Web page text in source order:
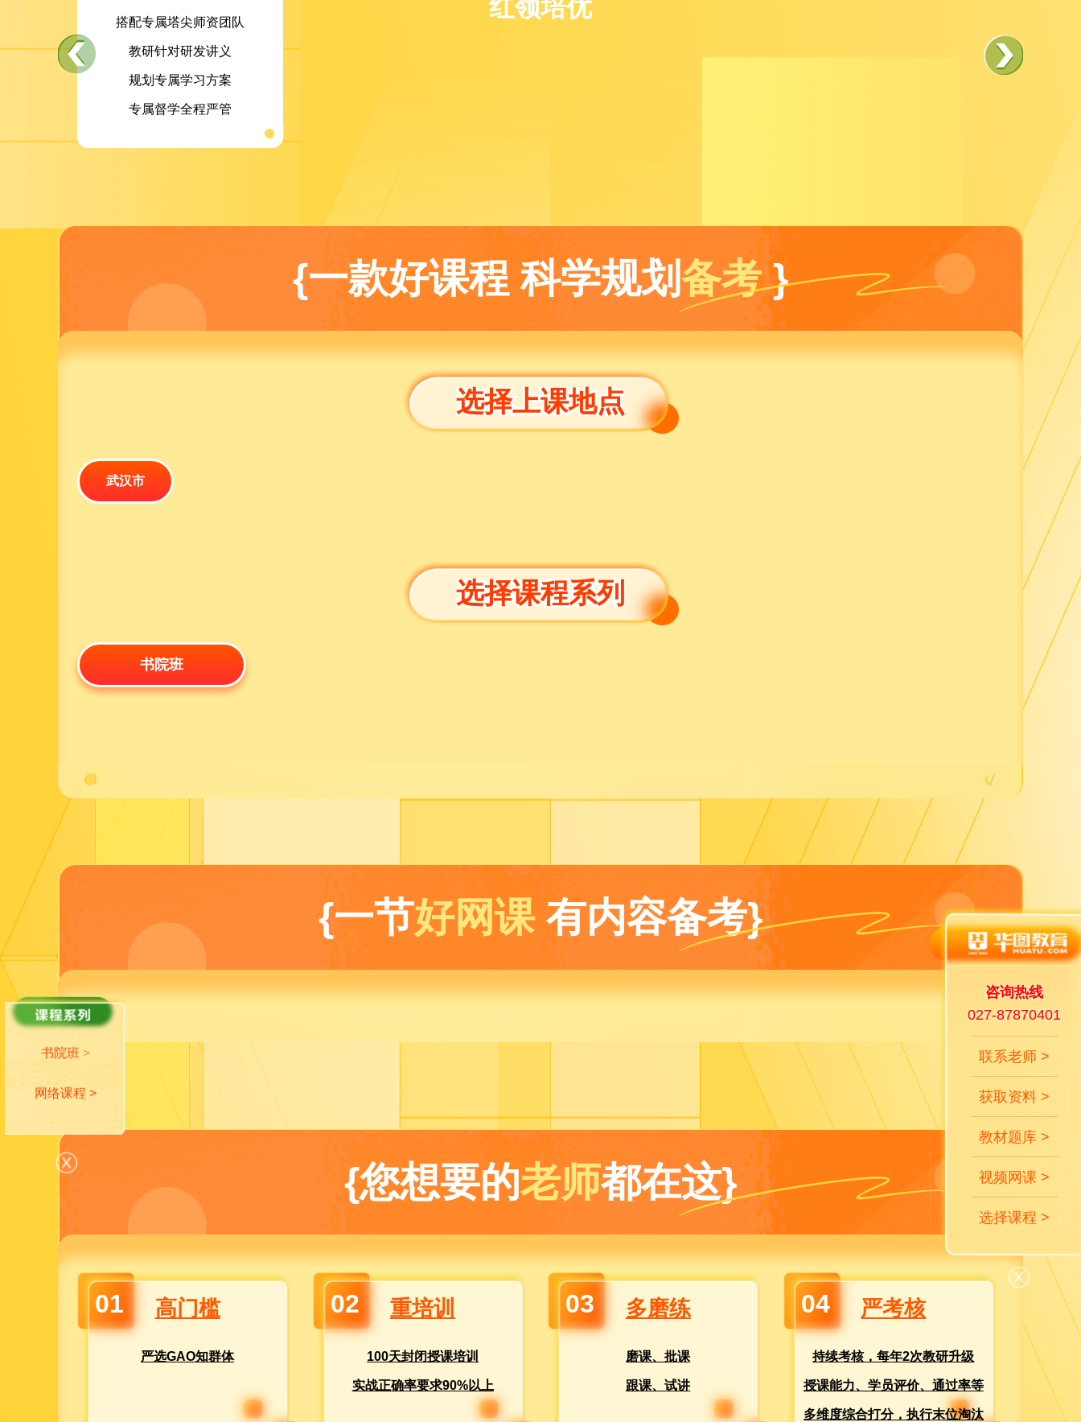
红领培优
搭配专属塔尖师资团队
教研针对研发讲义
规划专属学习方案
专属督学全程严管
{一款好课程 科学规划备考}
选择上课地点
武汉市
选择课程系列
书院班
{一节好网课有内容备考}
{您想要的老师都在这}
01 高门槛
严选GAO知群体
02 重培训
100天封闭授课培训
实战正确率要求90%以上
03 多磨练
磨课、批课
跟课、试讲
04 严考核
持续考核，每年2次教研升级
授课能力、学员评价、通过率等
多维度综合打分，执行末位淘汰
书院班 >
网络课程 >
咨询热线
027-87870401
联系老师 >
获取资料 >
教材题库 >
视频网课 >
选择课程 >